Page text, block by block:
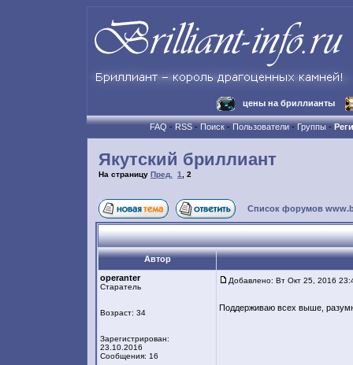
цены на бриллианты
FAQ-RSS-Поиск-Пользователи-Группы-
Якутский бриллиант
На страницу Пред. 1 2
Список форумов
Автор
operanter
Старатель
Возраст: 34
Зарегистрирован:
23.10.2016
Сообщения: 16
Добавлено: Вт Окт 25, 2016
Поддерживаю всех выше,